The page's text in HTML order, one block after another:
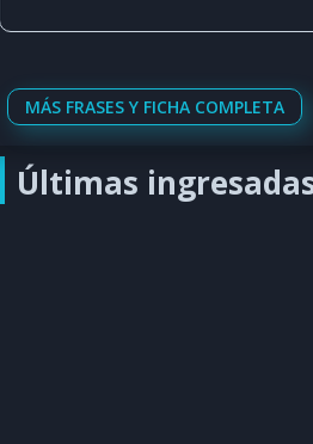
MÁS FRASES Y FICHA COMPLETA
Últimas